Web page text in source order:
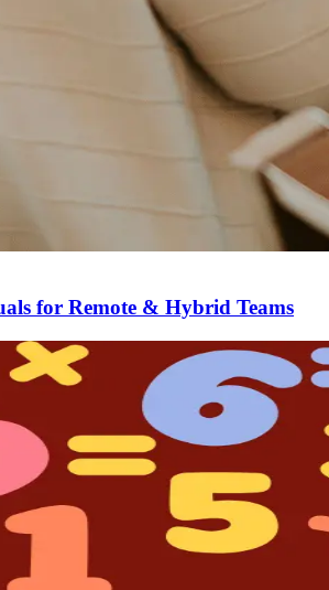
for Remote & Hybrid Teams